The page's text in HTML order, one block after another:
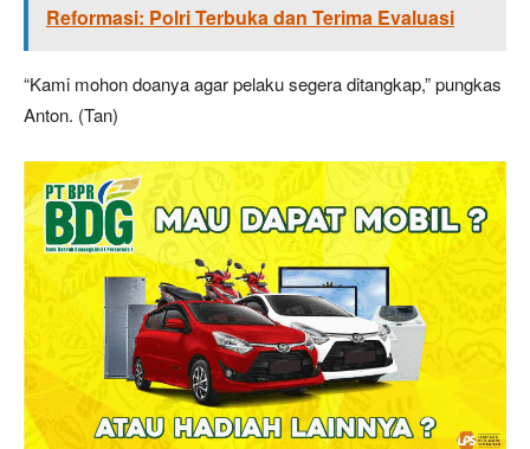
Reformasi: Polri Terbuka dan Terima Evaluasi
“Kami mohon doanya agar pelaku segera ditangkap,” pungkas
Anton. (Tan)